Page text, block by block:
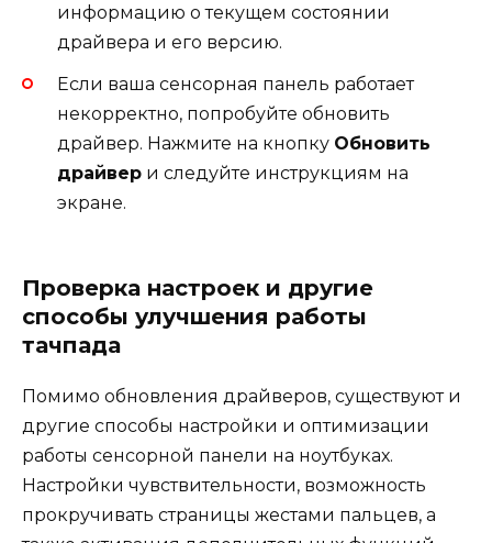
информацию о текущем состоянии
драйвера и его версию.
Если ваша сенсорная панель работает
некорректно, попробуйте обновить
драйвер. Нажмите на кнопку Обновить
драйвер и следуйте инструкциям на
экране.
Проверка настроек и другие
способы улучшения работы
тачпада
Помимо обновления драйверов, существуют и
другие способы настройки и оптимизации
работы сенсорной панели на ноутбуках.
Настройки чувствительности, возможность
прокручивать страницы жестами пальцев, а